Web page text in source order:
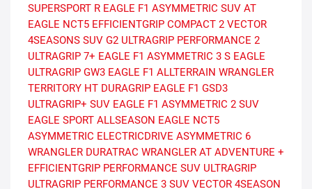
SUPERSPORT R EAGLE F1 ASYMMETRIC SUV AT
EAGLE NCT5 EFFICIENTGRIP COMPACT 2 VECTOR
4SEASONS SUV G2 ULTRAGRIP PERFORMANCE 2
ULTRAGRIP 7+ EAGLE F1 ASYMMETRIC 3 S EAGLE
ULTRAGRIP GW3 EAGLE F1 ALLTERRAIN WRANGLER
TERRITORY HT DURAGRIP EAGLE F1 GSD3
ULTRAGRIP+ SUV EAGLE F1 ASYMMETRIC 2 SUV
EAGLE SPORT ALLSEASON EAGLE NCT5
ASYMMETRIC ELECTRICDRIVE ASYMMETRIC 6
WRANGLER DURATRAC WRANGLER AT ADVENTURE +
EFFICIENTGRIP PERFORMANCE SUV ULTRAGRIP
ULTRAGRIP PERFORMANCE 3 SUV VECTOR 4SEASON